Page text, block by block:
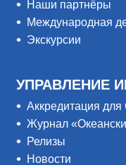
Наши партнёры
Международная
Экскурсии
УПРАВЛЕНИЕ
Аккредитация
Журнал
Релизы
Новости